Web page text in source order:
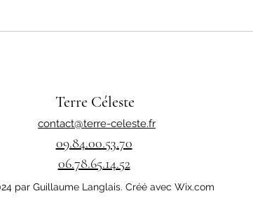
Terre Céleste
contact@terre-celeste.fr
09.84.00.53.70
06.78.65.14.52
par Guillaume Langlais. Créé avec Wix.com